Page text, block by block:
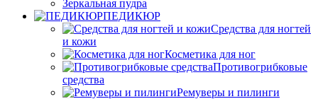
Зеркальная пудра
ПЕДИКЮР
Средства для ногтей
и кожи
Косметика для ног
Противогрибковые
средства
Ремуверы и пилинги